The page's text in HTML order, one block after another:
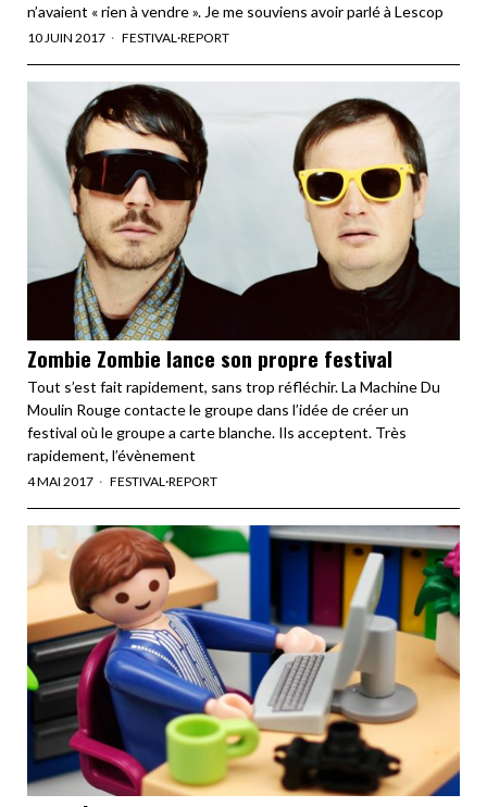
n’avaient « rien à vendre ». Je me souviens avoir parlé à Lescop
10 JUIN 2017 FESTIVAL ·REPORT
Zombie Zombie lance son propre festival
Tout s’est fait rapidement, sans trop réfléchir. La Machine Du
Moulin Rouge contacte le groupe dans l’idée de créer un
festival où le groupe a carte blanche. Ils acceptent. Très
rapidement, l’évènement
4 MAI 2017 FESTIVAL·REPORT